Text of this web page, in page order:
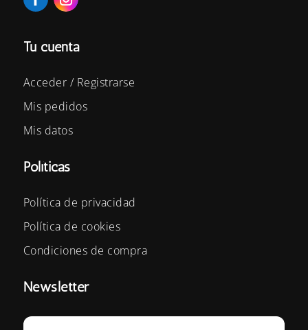
Tu cuenta
Acceder / Registrarse
Mis pedidos
Mis datos
Políticas
Política de privacidad
Política de cookies
Condiciones de compra
Newsletter